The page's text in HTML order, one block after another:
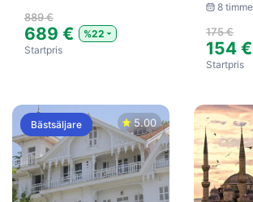
889 €
689 €
%22
Startpris
8 timme
175 €
154 €
Startpris
Bästsäljare 5.00